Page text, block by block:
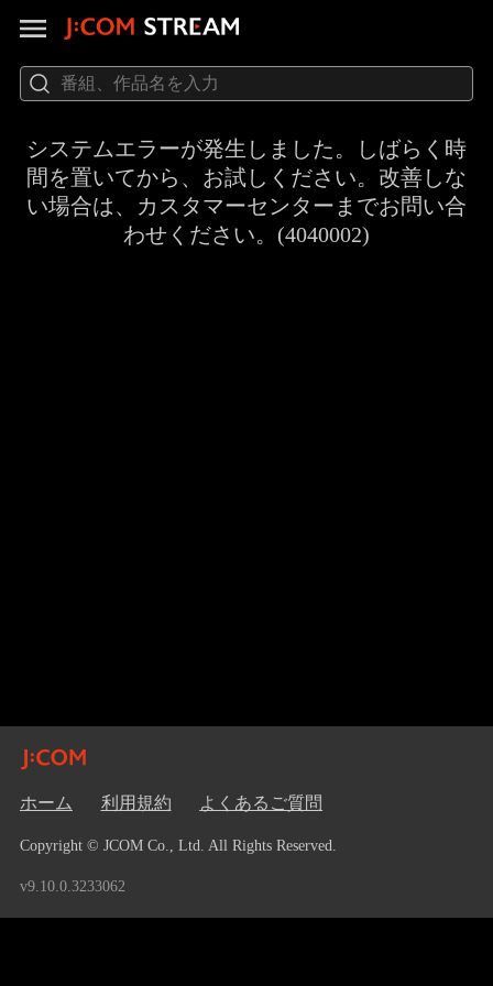
システムエラーが発生しました。しばらく時
間を置いてから、お試しください。改善しな
い場合は、カスタマーセンターまでお問い合
わせください。(4040002)
ホーム 利用規約 よくあるご質問
Copyright © JCOM Co., Ltd. All Rights Reserved.
v9.10.0.3233062